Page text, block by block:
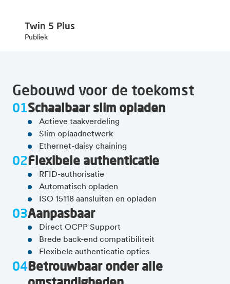
Twin 5 Plus
Publiek
Gebouwd voor de toekomst
01Schaalbaar slim opladen
Actieve taakverdeling
Slim oplaadnetwerk
Ethernet-daisy chaining
02Flexibele authenticatie
RFID-authorisatie
Automatisch opladen
ISO 15118 aansluiten en opladen
03Aanpasbaar
Direct OCPP Support
Brede back-end compatibiliteit
Flexibele authenticatie opties
04Betrouwbaar onder alle